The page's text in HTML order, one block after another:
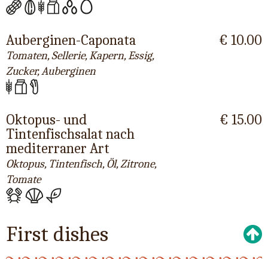
Auberginen-Caponata
Tomaten, Sellerie, Kapern, Essig,
Zucker, Auberginen
€ 10.00
Oktopus- und
Tintenfischsalat nach
mediterraner Art
Oktopus, Tintenfisch, Öl, Zitrone,
Tomate
€ 15.00
First dishes